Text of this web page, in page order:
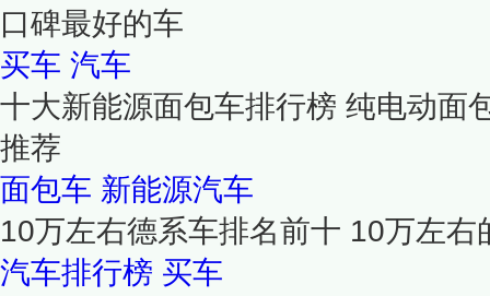
口碑最好的车
买车 汽车
十大新能源面包车排行榜 纯电动面
推荐
面包车 新能源汽车
10万左右德系车排名前十 10万左右
汽车排行榜 买车